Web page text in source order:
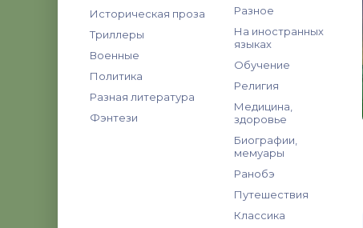
Историческая проза
Триллеры
Военные
Политика
Разная литература
Фэнтези
Разное
На иностранных
языках
Обучение
Религия
Медицина,
здоровье
Биографии,
мемуары
Ранобэ
Путешествия
Классика